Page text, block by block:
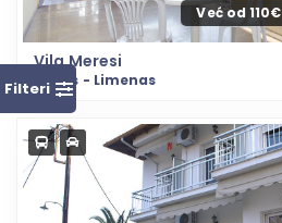
Filteri
Već od 110€
Vila Meresi
Tasos - Limenas